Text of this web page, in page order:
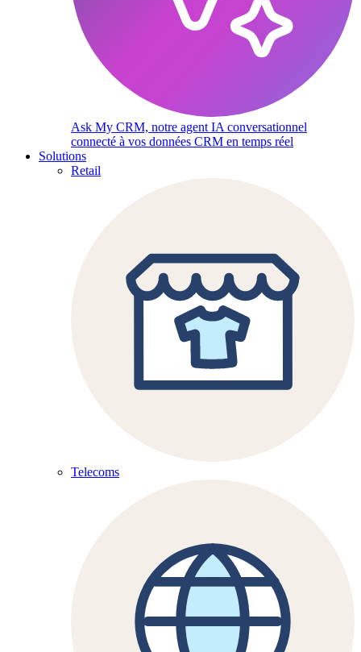
Ask My CRM, notre agent IA conversationnel
connecté à vos données CRM en temps réel
Solutions
Retail
Telecoms